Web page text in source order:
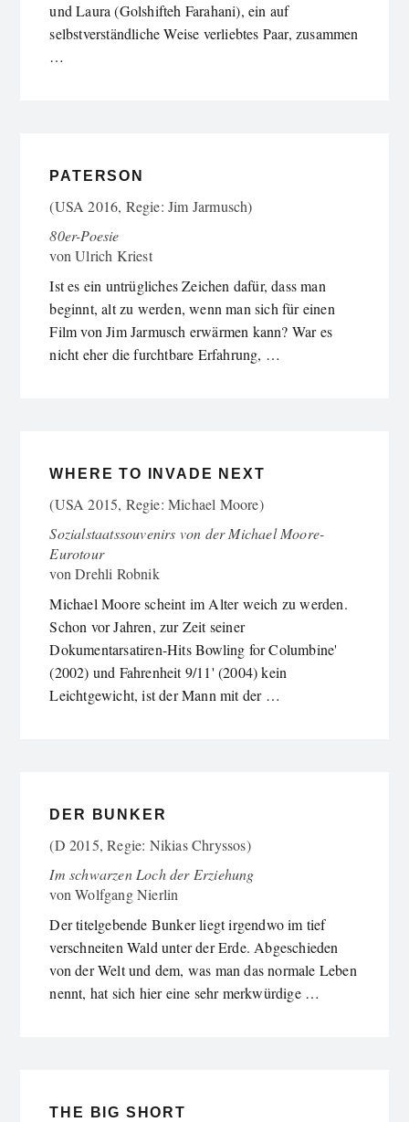
und Laura (Golshifteh Farahani), ein auf
selbstverständliche Weise verliebtes Paar, zusammen
…
PATERSON
(USA 2016, Regie: Jim Jarmusch)
80er-Poesie
vonUlrich Kriest
Ist es ein untrügliches Zeichen dafür, dass man
beginnt, alt zu werden, wenn man sich für einen
Film von Jim Jarmusch erwärmen kann? War es
nicht eher die furchtbare Erfahrung, …
WHERE TO INVADE NEXT
(USA 2015, Regie: Michael Moore)
Sozialstaatssouvenirs von der Michael Moore-
Eurotour
vonDrehli Robnik
Michael Moore scheint im Alter weich zu werden.
Schon vor Jahren, zur Zeit seiner
Dokumentarsatiren-Hits Bowling for Columbine'
(2002) und Fahrenheit 9/11' (2004) kein
Leichtgewicht, ist der Mann mit der …
DER BUNKER
(D 2015, Regie: Nikias Chryssos)
Im schwarzen Loch der Erziehung
vonWolfgang Nierlin
Der titelgebende Bunker liegt irgendwo im tief
verschneiten Wald unter der Erde. Abgeschieden
von der Welt und dem, was man das normale Leben
nennt, hat sich hier eine sehr merkwürdige …
THE BIG SHORT